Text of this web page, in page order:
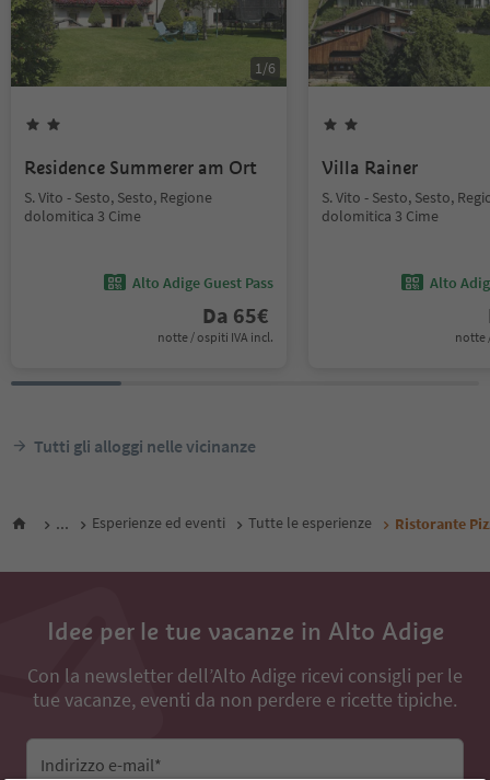
1/6
Residence Summerer am Ort
S. Vito - Sesto, Sesto, Regione
dolomitica 3 Cime
Alto Adige Guest Pass
Da 65€
notte / ospiti IVA incl.
Villa Rainer
S. Vito - Sesto, Sesto,
dolomitica 3 Cime
Alto
notte
Tutti gli alloggi nelle vicinanze
... Esperienze ed eventi Tutte le esperienze Ristorante
Idee per le tue vacanze in Alto Adige
Con la newsletter dell’Alto Adige ricevi consigli per le
tue vacanze, eventi da non perdere e ricette tipiche.
Indirizzo e-mail*